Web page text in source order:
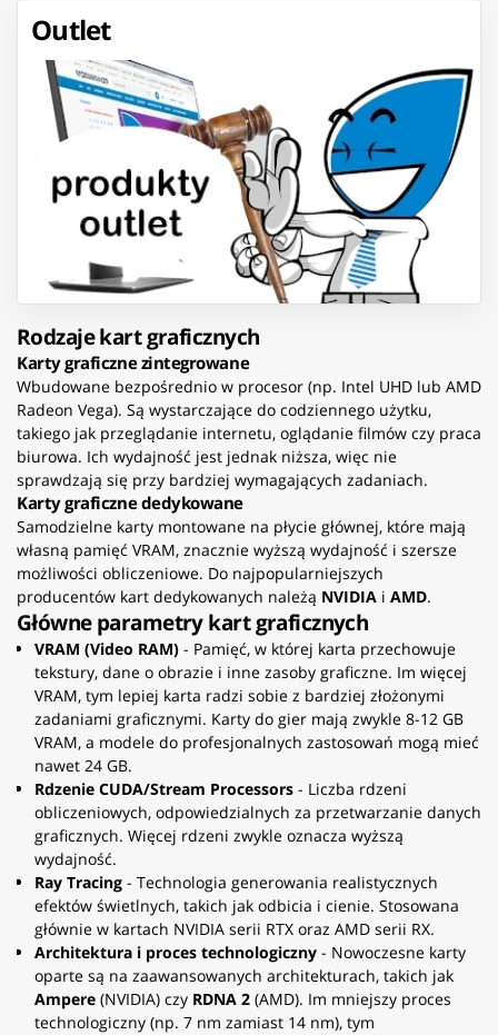
Outlet
Rodzaje kart graficznych
Karty graficzne zintegrowane
Wbudowane bezpośrednio w procesor (np. Intel UHD lub AMD
Radeon Vega). Są wystarczające do codziennego użytku,
takiego jak przeglądanie internetu, oglądanie filmów czy praca
biurowa. Ich wydajność jest jednak niższa, więc nie
sprawdzają się przy bardziej wymagających zadaniach.
Karty graficzne dedykowane
Samodzielne karty montowane na płycie głównej, które mają
własną pamięć VRAM, znacznie wyższą wydajność i szersze
możliwości obliczeniowe. Do najpopularniejszych
producentów kart dedykowanych należą NVIDIA i AMD.
Główne parametry kart graficznych
VRAM (Video RAM) - Pamięć, w której karta przechowuje
tekstury, dane o obrazie i inne zasoby graficzne. Im więcej
VRAM, tym lepiej karta radzi sobie z bardziej złożonymi
zadaniami graficznymi. Karty do gier mają zwykle 8-12 GB
VRAM, a modele do profesjonalnych zastosowań mogą mieć
nawet 24 GB.
Rdzenie CUDA/Stream Processors - Liczba rdzeni
obliczeniowych, odpowiedzialnych za przetwarzanie danych
graficznych. Więcej rdzeni zwykle oznacza wyższą
wydajność.
Ray Tracing - Technologia generowania realistycznych
efektów świetlnych, takich jak odbicia i cienie. Stosowana
głównie w kartach NVIDIA serii RTX oraz AMD serii RX.
Architektura i proces technologiczny - Nowoczesne karty
oparte są na zaawansowanych architekturach, takich jak
Ampere (NVIDIA) czy RDNA 2 (AMD). Im mniejszy proces
technologiczny (np. 7 nm zamiast 14 nm), tym